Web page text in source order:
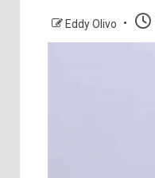
Eddy Olivo